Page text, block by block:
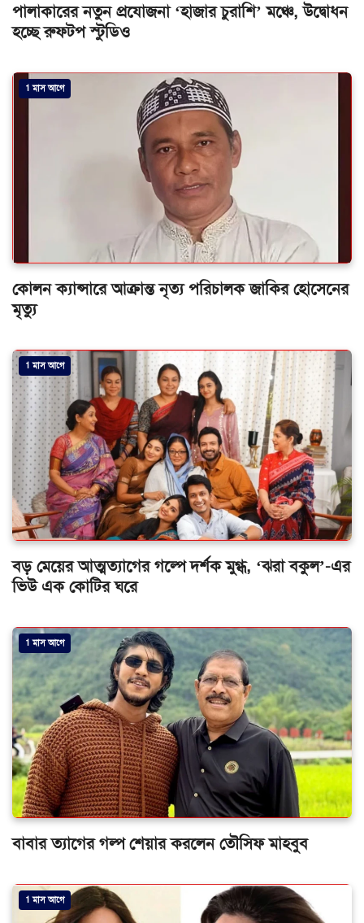
পালাকারের নতুন প্রযোজনা ‘হাজার চুরাশি’ মঞ্চে, উদ্বোধন
হচ্ছে রুফটপ স্টুডিও
1 মাস আগে
কোলন ক্যান্সারে আক্রান্ত নৃত্য পরিচালক জাকির হোসেনের
মৃত্যু
1 মাস আগে
বড় মেয়ের আত্মত্যাগের গল্পে দর্শক মুগ্ধ, ‘ঝরা বকুল’-এর
ভিউ এক কোটির ঘরে
1 মাস আগে
বাবার ত্যাগের গল্প শেয়ার করলেন তৌসিফ মাহবুব
1 মাস আগে